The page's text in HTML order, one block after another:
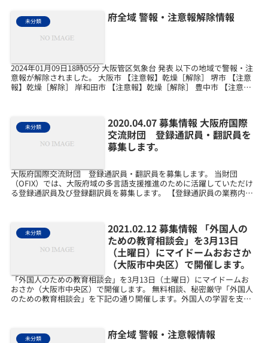
未分類 府全域 警報・注意報解除情報
2024年01月09日18時05分 大阪管区気象台 発表 以下の地域で警報・注
意報が解除されました。 大阪市 【注意報】乾燥［解除］ 堺市 【注意
報】乾燥［解除］ 岸和田市 【注意報】乾燥［解除］ 豊中市 【注意
未分類
2020.04.07 募集情報 大阪府国際
交流財団 登録通訳員・翻訳員を
募集します。
大阪府国際交流財団 登録通訳員・翻訳員を募集します。 当財団
（OFIX）では、大阪府域の多言語支援推進のために活躍していただけ
る登録通訳員及び登録翻訳員を募集します。 【登録通訳員の業務内
未分類
2021.02.12 募集情報 「外国人の
ための教育相談会」を3月13日
（土曜日）にマイドームおおさか
（大阪市中央区）で開催します。
「外国人のための教育相談会」を3月13日（土曜日）にマイドームお
おさか（大阪市中央区）で開催します。 無料相談、秘密厳守「外国人
のための教育相談会」を下記の通り開催します。外国人の学習を支援
未分類 府全域 警報・注意報情報